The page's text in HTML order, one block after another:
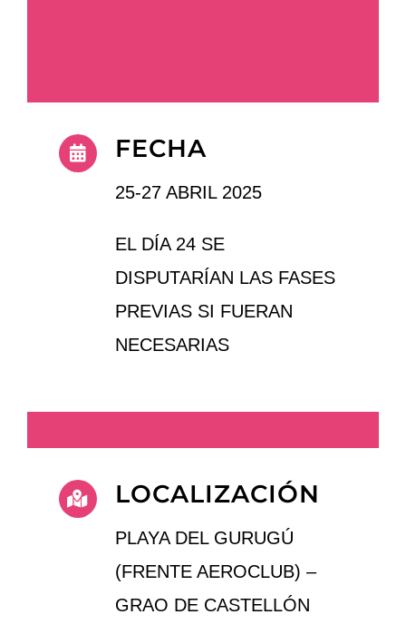
FECHA
25-27 ABRIL 2025
EL DÍA 24 SE
DISPUTARÍAN LAS FASES
PREVIAS SI FUERAN
NECESARIAS
LOCALIZACIÓN
PLAYA DEL GURUGÚ
(FRENTE AEROCLUB) –
GRAO DE CASTELLÓN